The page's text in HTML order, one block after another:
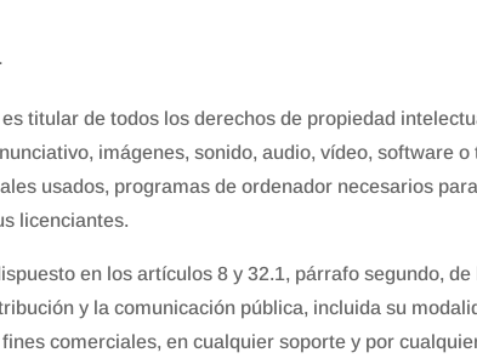
titular de todos los derechos de propiedad
imágenes, sonido, audio, vídeo, software
usados, programas de ordenador necesarios
licenciantes.
en los artículos 8 y 32.1, párrafo segundo,
y la comunicación pública, incluida su
comerciales, en cualquier soporte y por